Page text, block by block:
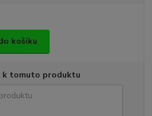
košíku
k tomuto produktu